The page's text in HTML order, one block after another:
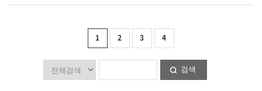
1 2 3 4
검색